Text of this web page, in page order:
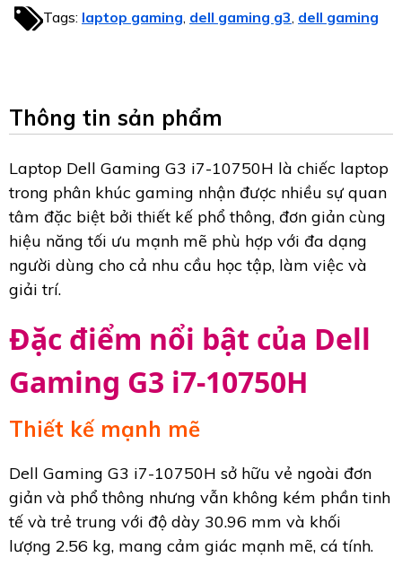
Tags: laptop gaming dell gaming g3 dell gaming
Thông tin sản phẩm
Laptop Dell Gaming G3 i7-10750H là chiếc laptop
trong phân khúc gaming nhận được nhiều sự quan
tâm đặc biệt bởi thiết kế phổ thông, đơn giản cùng
hiệu năng tối ưu mạnh mẽ phù hợp với đa dạng
người dùng cho cả nhu cầu học tập, làm việc và
giải trí.
Đặc điểm nổi bật của Dell
Gaming G3 i7-10750H
Thiết kế mạnh mẽ
Dell Gaming G3 i7-10750H sở hữu vẻ ngoài đơn
giản và phổ thông nhưng vẫn không kém phần tinh
tế và trẻ trung với độ dày 30.96 mm và khối
lượng 2.56 kg, mang cảm giác mạnh mẽ, cá tính.